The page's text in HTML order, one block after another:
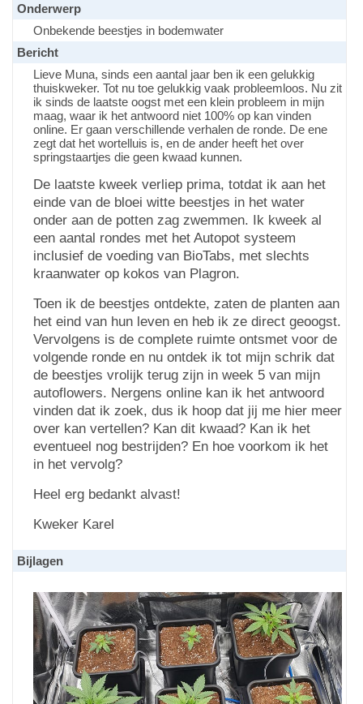
Onderwerp
Onbekende beestjes in bodemwater
Bericht
Lieve Muna, sinds een aantal jaar ben ik een gelukkig
thuiskweker. Tot nu toe gelukkig vaak probleemloos. Nu zit
ik sinds de laatste oogst met een klein probleem in mijn
maag, waar ik het antwoord niet 100% op kan vinden
online. Er gaan verschillende verhalen de ronde. De ene
zegt dat het wortelluis is, en de ander heeft het over
springstaartjes die geen kwaad kunnen.
De laatste kweek verliep prima, totdat ik aan het
einde van de bloei witte beestjes in het water
onder aan de potten zag zwemmen. Ik kweek al
een aantal rondes met het Autopot systeem
inclusief de voeding van BioTabs, met slechts
kraanwater op kokos van Plagron.
Toen ik de beestjes ontdekte, zaten de planten aan
het eind van hun leven en heb ik ze direct geoogst.
Vervolgens is de complete ruimte ontsmet voor de
volgende ronde en nu ontdek ik tot mijn schrik dat
de beestjes vrolijk terug zijn in week 5 van mijn
autoflowers. Nergens online kan ik het antwoord
vinden dat ik zoek, dus ik hoop dat jij me hier meer
over kan vertellen? Kan dit kwaad? Kan ik het
eventueel nog bestrijden? En hoe voorkom ik het
in het vervolg?
Heel erg bedankt alvast!
Kweker Karel
Bijlagen